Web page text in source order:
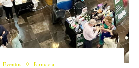
Eventos Farmacia